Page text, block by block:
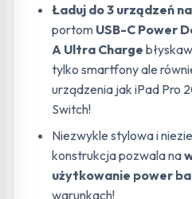
Ładuj do 3 urządzeń
portom USB-C Power
A Ultra Charge
tylko smartfony ale
urządzenia jak iPad Pro
Switch!
Niezwykle stylowa i
konstrukcja pozwala na
użytkowanie power
warunkach!